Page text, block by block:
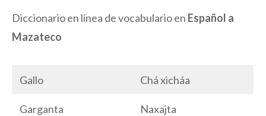
Diccionario en línea de vocabulario en Español a
Mazateco
Gallo Chá xicháa
Garganta Naxajta